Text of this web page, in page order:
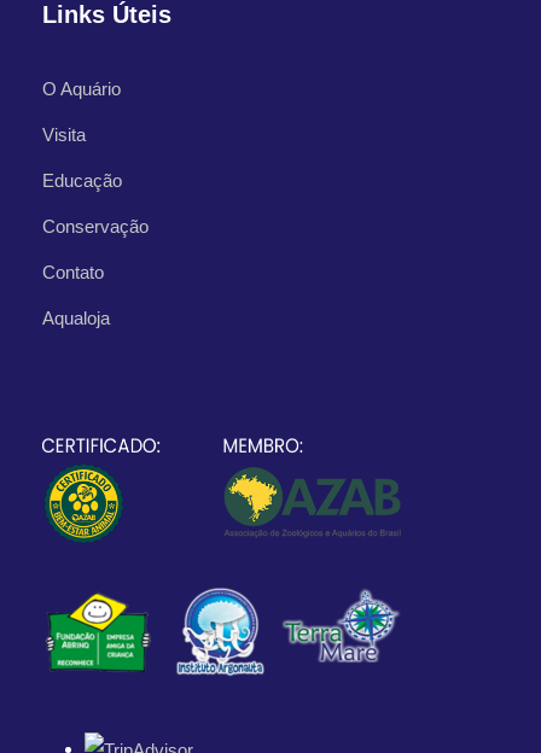
Links Úteis
O Aquário
Visita
Educação
Conservação
Contato
Aqualoja